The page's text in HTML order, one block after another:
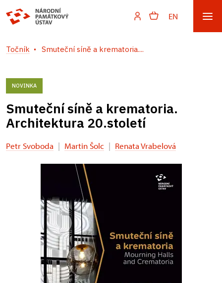
EN
Točník Smuteční síně a krematoria....
NOVINKA
Smuteční síně a krematoria.
Architektura 20.století
Petr Svoboda | Martin Šolc | Renata Vrabelová